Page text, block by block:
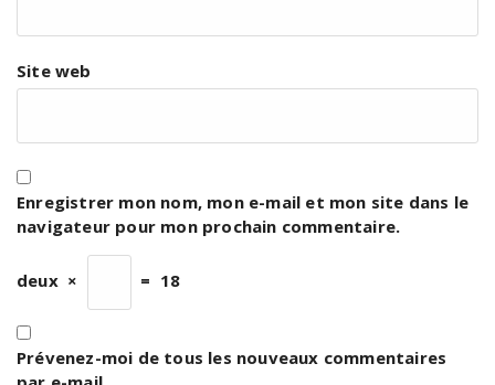
Site web
Enregistrer mon nom, mon e-mail et mon site dans le
navigateur pour mon prochain commentaire.
deux × = 18
Prévenez-moi de tous les nouveaux commentaires